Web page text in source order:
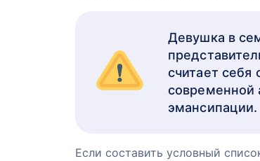
Девушка в
считает себя
современной
эмансипации.
Если составить условный